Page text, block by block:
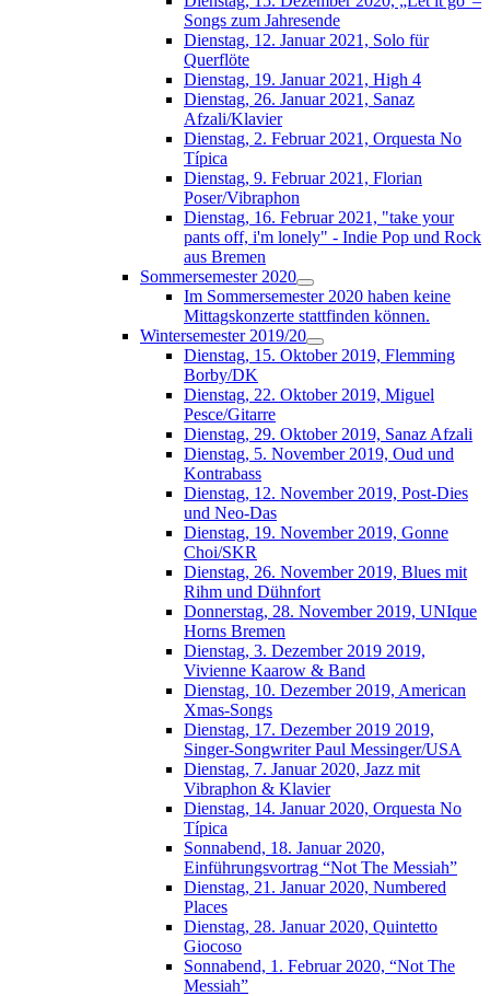
Songs zum Jahresende
Dienstag, 12. Januar 2021, Solo für
Querflöte
Dienstag, 19. Januar 2021, High 4
Dienstag, 26. Januar 2021, Sanaz
Afzali/Klavier
Dienstag, 2. Februar 2021, Orquesta No
Típica
Dienstag, 9. Februar 2021, Florian
Poser/Vibraphon
Dienstag, 16. Februar 2021, "take your
pants off, i'm lonely" - Indie Pop und Rock
aus Bremen
Sommersemester 2020
Im Sommersemester 2020 haben keine
Mittagskonzerte stattfinden können.
Wintersemester 2019/20
Dienstag, 15. Oktober 2019, Flemming
Borby/DK
Dienstag, 22. Oktober 2019, Miguel
Pesce/Gitarre
Dienstag, 29. Oktober 2019, Sanaz Afzali
Dienstag, 5. November 2019, Oud und
Kontrabass
Dienstag, 12. November 2019, Post-Dies
und Neo-Das
Dienstag, 19. November 2019, Gonne
Choi/SKR
Dienstag, 26. November 2019, Blues mit
Rihm und Dühnfort
Donnerstag, 28. November 2019, UNIque
Horns Bremen
Dienstag, 3. Dezember 2019 2019,
Vivienne Kaarow & Band
Dienstag, 10. Dezember 2019, American
Xmas-Songs
Dienstag, 17. Dezember 2019 2019,
Singer-Songwriter Paul Messinger/USA
Dienstag, 7. Januar 2020, Jazz mit
Vibraphon & Klavier
Dienstag, 14. Januar 2020, Orquesta No
Típica
Sonnabend, 18. Januar 2020,
Einführungsvortrag “Not The Messiah”
Dienstag, 21. Januar 2020, Numbered
Places
Dienstag, 28. Januar 2020, Quintetto
Giocoso
Sonnabend, 1. Februar 2020, “Not The
Messiah”